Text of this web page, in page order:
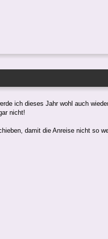
ich dieses Jahr wohl auch
nicht!
damit die Anreise nicht so